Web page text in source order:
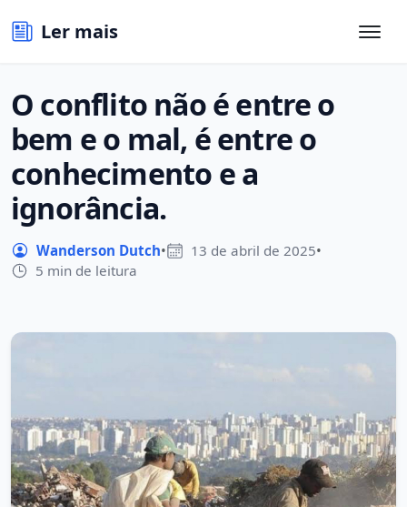
Ler mais
O conflito não é entre o
bem e o mal, é entre o
conhecimento e a
ignorância.
Wanderson Dutch• 13 de abril de 2025•
5 min de leitura